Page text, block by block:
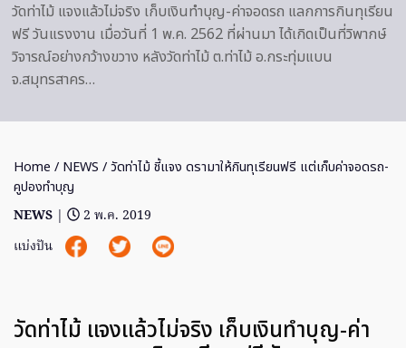
วัดท่าไม้ แจงแล้วไม่จริง เก็บเงินทำบุญ-ค่าจอดรถ แลกการกินทุเรียน
ฟรี วันแรงงาน เมื่อวันที่ 1 พ.ค. 2562 ที่ผ่านมา ได้เกิดเป็นที่วิพากษ์
วิจารณ์อย่างกว้างขวาง หลังวัดท่าไม้ ต.ท่าไม้ อ.กระทุ่มแบน
จ.สมุทรสาคร…
Home / NEWS / วัดท่าไม้ ชี้แจง ดรามาให้กินทุเรียนฟรี แต่เก็บค่าจอดรถ-
คูปองทำบุญ
NEWS |
2 พ.ค. 2019
แบ่งปัน
วัดท่าไม้ แจงแล้วไม่จริง เก็บเงินทำบุญ-ค่า